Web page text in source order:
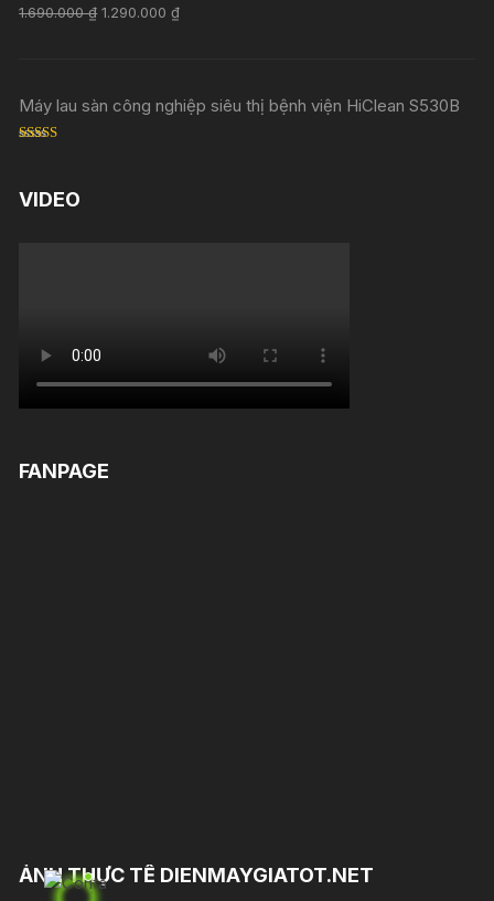
Rated 5.00
out of 5
1.690.000₫ 1.290.000₫
Máy lau sàn công nghiệp siêu thị bệnh viện HiClean S530B
VIDEO
FANPAGE
ẢNH THỰC TẾ DIENMAYGIATOT.NET